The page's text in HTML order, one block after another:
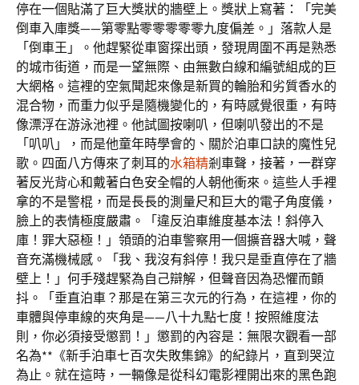
停在一個貼滿了巨大獎狀的牆壁上。獎狀上寫著：「完美
倒車入庫獎——第零點零零零零零九度偏差。」落款人是
「倒車王」。他趕緊從車窗探出頭，發現周圍不再是熟悉
的城市街道，而是一望無際、由無數白線和編號組成的巨
大網格。這裡的空氣聞起來像是新買的輪胎和劣質香水的
混合物，而重力似乎是隨機變化的，有時感覺很重，有時
像漂浮在游泳池裡。他試圖按喇叭，但喇叭發出的不是
「叭叭」，而是他童年時學會的、關於泊車口訣的魔性兒
歌。四面八方傳來了刺耳的水箱精剎車聲，接著，一群穿
著反光背心和戴著白色安全帽的人朝他衝來。這些人手裡
拿的不是警棍，而是長長的測量尺和巨大的電子角度儀，
臉上的表情極度嚴肅。「違反泊車維度基本法！斜停入
庫！罪大惡極！」領頭的泊車警察用一個擴音器大喊，聲
音充滿機械感。「我、我沒有斜停！我只是垂直停在了牆
壁上！」何手殘趕緊為自己辯解，但聲音因為恐懼而顫
抖。「垂直泊車？那是在第三次元的行為，在這裡，你的
車體與停車線的夾角是——八十九點七度！按照維度法
則，你必須接受懲罰！」懲罰的內容是：無限次觀看一部
名為**《新手泊車七百次失敗集錦》的紀錄片，直到哭泣
為止。就在這時，一輛像是從科幻電影裡開出來的黑色跑